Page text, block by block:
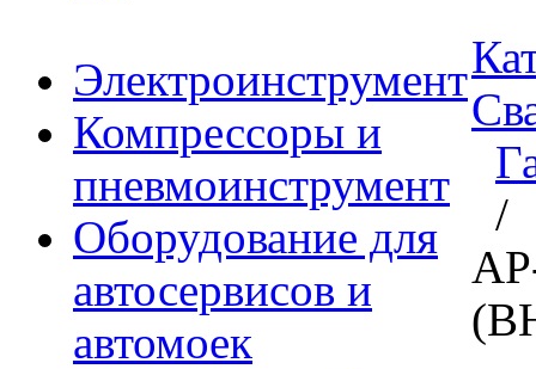
Электроинструмент
Компрессоры и
пневмоинструмент
Оборудование для
автосервисов и
автомоек
/